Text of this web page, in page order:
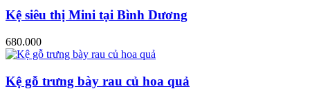
Kệ siêu thị Mini tại Bình Dương
680.000
Kệ gỗ trưng bày rau củ hoa quả